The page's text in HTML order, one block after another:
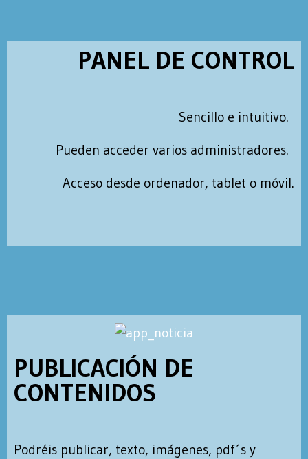
PANEL DE CONTROL
Sencillo e intuitivo.
Pueden acceder varios administradores.
Acceso desde ordenador, tablet o móvil.
PUBLICACIÓN DE
CONTENIDOS
Podréis publicar, texto, imágenes, pdf´s y